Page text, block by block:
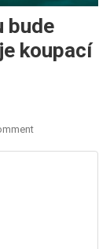
bude
koupací
On